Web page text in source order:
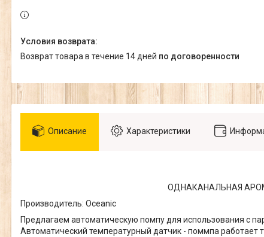
возврат товара в течение 14 дней по договоренности
Описание Характеристики
ОДНАКАНАЛЬНАЯ
Производитель: Oceanic
Предлагаем автоматическую помпу для использования с
Автоматический температурный датчик - поммпа работает